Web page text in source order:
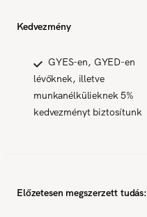
Kedvezmény
GYES-en, GYED-en
lévőknek, illetve
munkanélkülieknek 5%
kedvezményt biztosítunk
Előzetesen megszerzett tudás: